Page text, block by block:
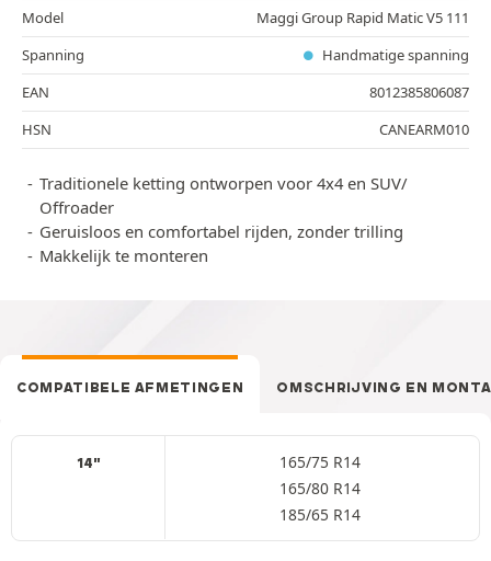
Model
Maggi Group Rapid Matic V5 111
Spanning
Handmatige spanning
EAN
8012385806087
HSN
CANEARM010
Traditionele ketting ontworpen voor 4x4 en SUV/
Offroader
Geruisloos en comfortabel rijden, zonder trilling
Makkelijk te monteren
COMPATIBELE AFMETINGEN OMSCHRIJVING EN
14"
165/75 R14
165/80 R14
185/65 R14